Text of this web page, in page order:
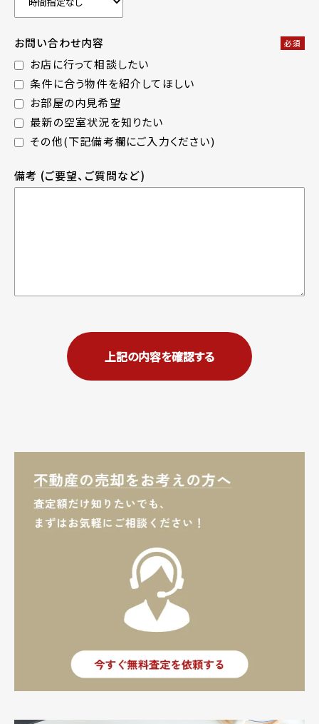
お問い合わせ内容 必須
お店に行って相談したい
条件に合う物件を紹介してほしい
お部屋の内見希望
最新の空室状況を知りたい
その他(下記備考欄にご入力ください)
備考 (ご要望、ご質問など)